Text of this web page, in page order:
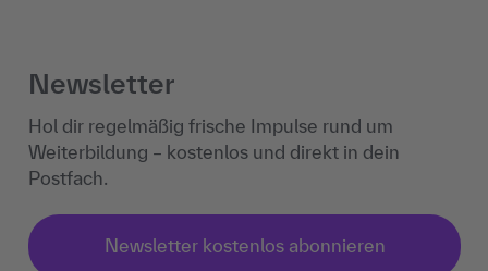
Newsletter
Hol dir regelmäßig frische Impulse rund um
Weiterbildung – kostenlos und direkt in dein
Postfach.
Newsletter kostenlos abonnieren